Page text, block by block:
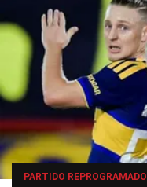
PARTIDO REPROGRAMADO